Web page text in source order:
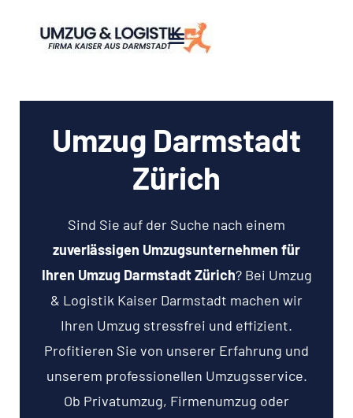
Umzug Darmstadt
Zürich
Sind Sie auf der Suche nach einem
zuverlässigen Umzugsunternehmen für
Ihren Umzug Darmstadt Zürich? Bei Umzug
& Logistik Kaiser Darmstadt machen wir
Ihren Umzug stressfrei und effizient.
Profitieren Sie von unserer Erfahrung und
unserem professionellen Umzugsservice.
Ob Privatumzug, Firmenumzug oder